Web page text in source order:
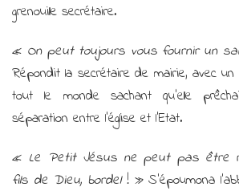
grenouille secrétaire.
« On peut toujours vous fournir un
Répondit la secrétaire de mairie, avec
tout le monde sachant qu’elle
séparation entre l’église et l’Etat.
« Le Petit Jésus ne peut pas être
fils de Dieu, bordel! » S’époumona